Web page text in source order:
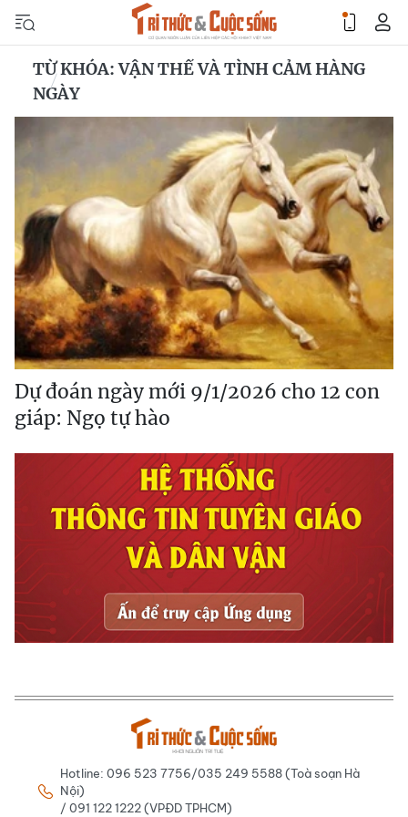
TỪ KHÓA: VẬN THẾ VÀ TÌNH CẢM HÀNG
NGÀY
Dự đoán ngày mới 9/1/2026 cho 12 con
giáp: Ngọ tự hào
Hotline: 096 523 7756/035 249 5588 (Toà soạn Hà
Nội)
/ 091 122 1222 (VPĐD TPHCM)